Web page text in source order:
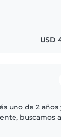
USD
uno de 2 años
buscamos a